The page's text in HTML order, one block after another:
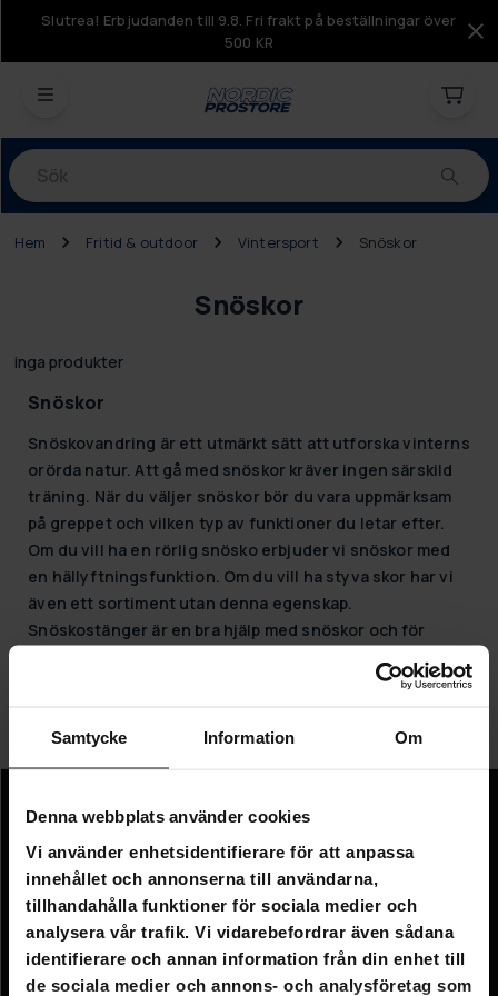
Samtycke Information Om
Denna webbplats använder cookies
Vi använder enhetsidentifierare för att anpassa
innehållet och annonserna till användarna,
tillhandahålla funktioner för sociala medier och
analysera vår trafik. Vi vidarebefordrar även sådana
identifierare och annan information från din enhet till
de sociala medier och annons- och analysföretag som
Slutrea! Erbjudanden till 9.8. Fri frakt på beställningar över
500 KR
Produkter
Hem Fritid & outdoor Vintersport Snöskor
Snöskor
inga produkter
Snöskor
Snöskovandring är ett utmärkt sätt att utforska vinterns
orörda natur. Att gå med snöskor kräver ingen särskild
träning. När du väljer snöskor bör du vara uppmärksam
på greppet och vilken typ av funktioner du letar efter.
Om du vill ha en rörlig snösko erbjuder vi snöskor med
en hällyftningsfunktion. Om du vill ha styva skor har vi
även ett sortiment utan denna egenskap.
Snöskostänger är en bra hjälp med snöskor och för
andra utomhusaktiviteter. I vårt sortiment hittar du
justerbara stolpar som är lätta att justera för att passa
för att gå på snö.
Information
Företagsinformation
Om oss
Kundtjänst